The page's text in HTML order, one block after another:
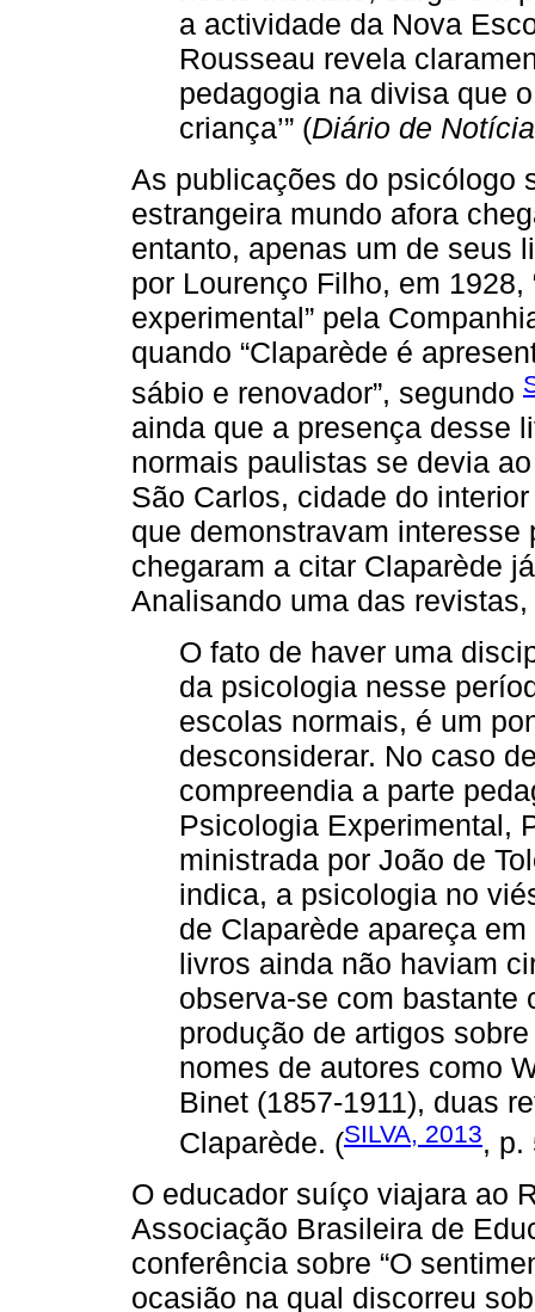
a actividade da Nova
Rousseau revela
pedagogia na divisa que
criança’” (Diário de
As publicações do psicólogo
estrangeira mundo afora
entanto, apenas um de seus
por Lourenço Filho, em
experimental” pela
quando “Claparède é
sábio e renovador”, segundo
ainda que a presença desse
normais paulistas se devia
São Carlos, cidade do
que demonstravam
chegaram a citar Claparède
Analisando uma das
O fato de haver uma
da psicologia nesse
escolas normais, é um
desconsiderar. No caso
compreendia a parte
Psicologia Experimental,
ministrada por João de
indica, a psicologia no
de Claparède apareça
livros ainda não haviam
observa-se com bastante
produção de artigos
nomes de autores como
Binet (1857-1911), duas
Claparède. (SILVA, 2013, p.
O educador suíço viajara ao
Associação Brasileira de
conferência sobre “O
ocasião na qual discorreu